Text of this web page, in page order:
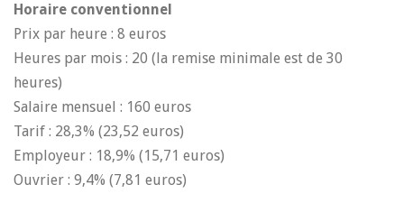
Horaire conventionnel
Prix par heure : 8 euros
Heures par mois : 20 (la remise minimale est de 30
heures)
Salaire mensuel : 160 euros
Tarif : 28,3% (23,52 euros)
Employeur : 18,9% (15,71 euros)
Ouvrier : 9,4% (7,81 euros)